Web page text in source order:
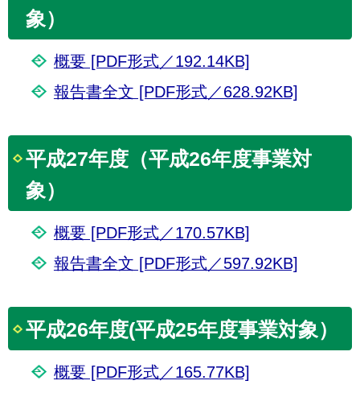
象）
概要 [PDF形式／192.14KB]
報告書全文 [PDF形式／628.92KB]
平成27年度（平成26年度事業対
象）
概要 [PDF形式／170.57KB]
報告書全文 [PDF形式／597.92KB]
平成26年度(平成25年度事業対象）
概要 [PDF形式／165.77KB]